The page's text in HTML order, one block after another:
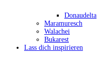
Donaudelta
Maramuresch
Walachei
Bukarest
Lass dich inspirieren